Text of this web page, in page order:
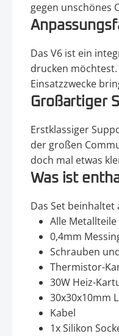
gegen unschönes
Das V6 ist ein
drucken
Einsatzzwecke
Großartiger
Erstklassiger
der großen
doch mal etwas
Was ist
Das Set
Alle
0,4mm
Schrauben
Thermistor-
30W Heiz-
30x30x10mm
Kabel
1x Silikon